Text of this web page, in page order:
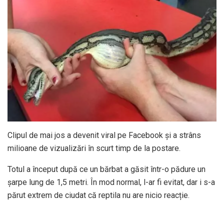
Clipul de mai jos a devenit viral pe Facebook și a strâns
milioane de vizualizări în scurt timp de la postare.
Totul a început după ce un bărbat a găsit într-o pădure un
șarpe lung de 1,5 metri. În mod normal, l-ar fi evitat, dar i s-a
părut extrem de ciudat că reptila nu are nicio reacție.